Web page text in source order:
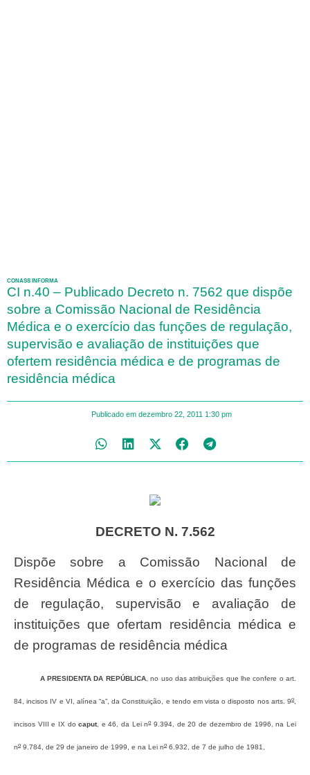
CONASS INFORMA
CI n.40 – Publicado Decreto n. 7562 que dispõe
sobre a Comissão Nacional de Residência
Médica e o exercício das funções de regulação,
supervisão e avaliação de instituições que
ofertem residência médica e de programas de
residência médica
Publicado em dezembro 22, 2011 1:30 pm
DECRETO N. 7.562
Dispõe sobre a Comissão Nacional de
Residência Médica e o exercício das funções
de regulação, supervisão e avaliação de
instituições que ofertam residência médica e
de programas de residência médica
A PRESIDENTA DA REPÚBLICA, no uso das atribuições que lhe confere o art.
84, incisos IV e VI, alínea “a”, da Constituição, e tendo em vista o disposto nos arts. 9o
incisos VIII e IX docaput, e 46, da Lei no9.394, de 20 de dezembro de 1996, na Lei
no 9.784, de 29 de janeiro de 1999, e na Lei no 6.932, de 7 de julho de 1981,